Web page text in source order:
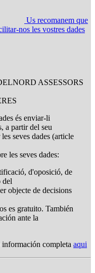
Us recomanem que
nos les vostres dades
ASSESSORS
és enviar-li
a partir del seu
seves dades (article
les seves dades:
d'oposició, de
del
objecte de decisions
es gratuito. También
ante la
información completa aqui